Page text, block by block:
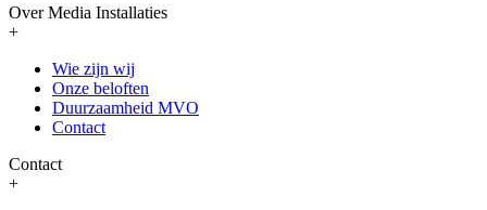
Over Media Installaties
+
Wie zijn wij
Onze beloften
Duurzaamheid MVO
Contact
Contact
+